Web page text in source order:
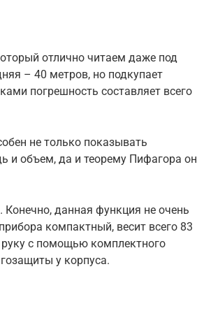
отлично читаем даже под
– 40 метров, но подкупает
погрешность составляет всего
не только показывать
и объем, да и теорему Пифагора он
данная функция не очень
компактный, весит всего 83
с помощью комплектного
у корпуса.